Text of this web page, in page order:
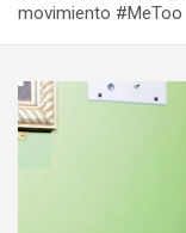
movimiento #MeToo